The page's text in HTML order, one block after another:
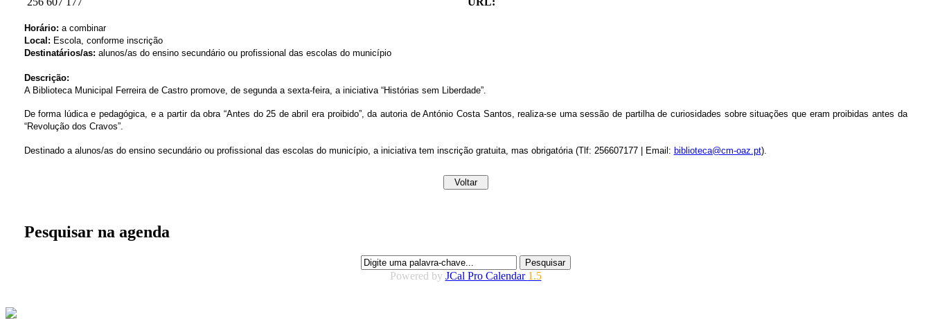
Horário: a combinar
Local: Escola, conforme inscrição
Destinatários/as: alunos/as do ensino secundário ou profissional das escolas do município
Descrição:
A Biblioteca Municipal Ferreira de Castro promove, de segunda a sexta-feira, a iniciativa “Histórias sem Liberdade”.
De forma lúdica e pedagógica, e a partir da obra “Antes do 25 de abril era proibido”, da autoria de António Costa Santos, realiza-se uma sessão de partilha de curiosidades sobre situações que eram proibidas antes da
“Revolução dos Cravos”.
Destinado a alunos/as do ensino secundário ou profissional das escolas do município, a iniciativa tem inscrição gratuita, mas obrigatória (Tlf: 256607177 | Email: biblioteca@cm-oaz.pt).
Pesquisar na agenda
Powered by JCal Pro Calendar 1.5